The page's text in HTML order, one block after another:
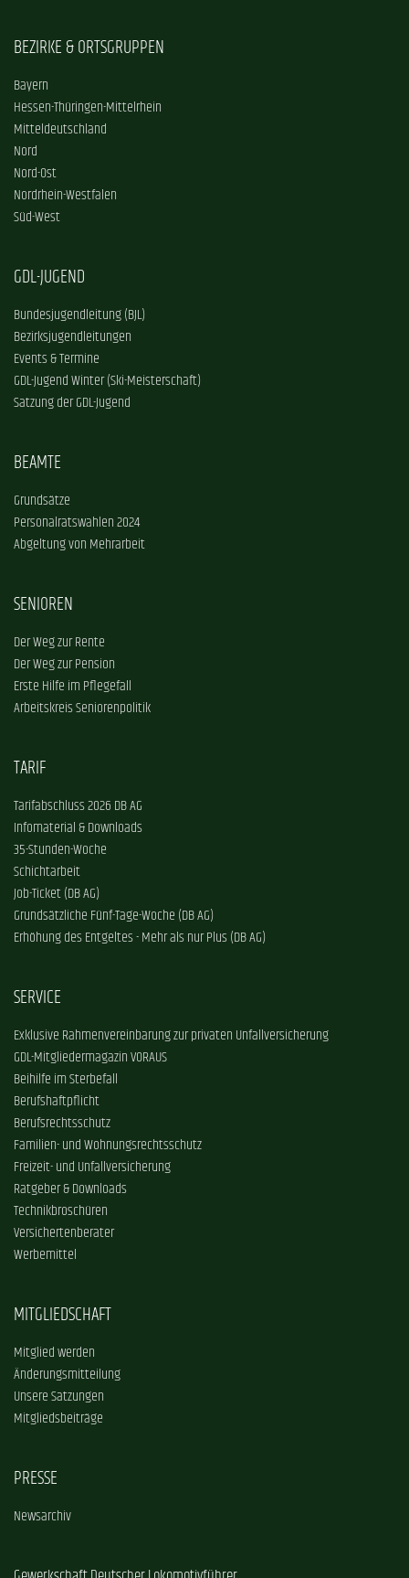
BEZIRKE & ORTSGRUPPEN
Bayern
Hessen-Thüringen-Mittelrhein
Mitteldeutschland
Nord
Nord-Ost
Nordrhein-Westfalen
Süd-West
GDL-JUGEND
Bundesjugendleitung (BJL)
Bezirksjugendleitungen
Events & Termine
GDL-Jugend Winter (Ski-Meisterschaft)
Satzung der GDL-Jugend
BEAMTE
Grundsätze
Personalratswahlen 2024
Abgeltung von Mehrarbeit
SENIOREN
Der Weg zur Rente
Der Weg zur Pension
Erste Hilfe im Pflegefall
Arbeitskreis Seniorenpolitik
TARIF
Tarifabschluss 2026 DB AG
Infomaterial & Downloads
35-Stunden-Woche
Schichtarbeit
Job-Ticket (DB AG)
Grundsätzliche Fünf-Tage-Woche (DB AG)
Erhöhung des Entgeltes - Mehr als nur Plus (DB AG)
SERVICE
Exklusive Rahmenvereinbarung zur privaten Unfallversicherung
GDL-Mitgliedermagazin VORAUS
Beihilfe im Sterbefall
Berufshaftpflicht
Berufsrechtsschutz
Familien- und Wohnungsrechtsschutz
Freizeit- und Unfallversicherung
Ratgeber & Downloads
Technikbroschüren
Versichertenberater
Werbemittel
MITGLIEDSCHAFT
Mitglied werden
Änderungsmitteilung
Unsere Satzungen
Mitgliedsbeiträge
PRESSE
Newsarchiv